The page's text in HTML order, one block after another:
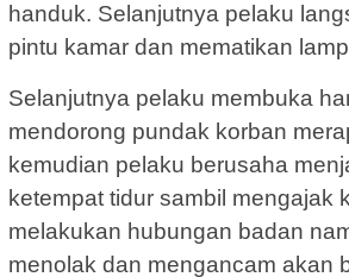
handuk. Selanjutnya pelaku
pintu kamar dan mematikan
Selanjutnya pelaku membuka
mendorong pundak korban
kemudian pelaku berusaha
ketempat tidur sambil mengajak
melakukan hubungan badan
menolak dan mengancam akan